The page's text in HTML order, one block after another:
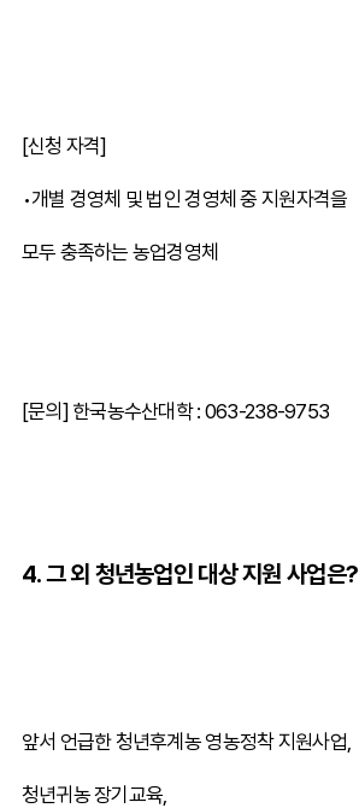
[신청 자격]
•개별 경영체 및 법인 경영체 중 지원자격을
모두 충족하는 농업경영체
[문의] 한국농수산대학 : 063-238-9753
4. 그 외 청년농업인 대상 지원 사업은?
앞서 언급한 청년후계농 영농정착 지원사업,
청년귀농 장기교육,